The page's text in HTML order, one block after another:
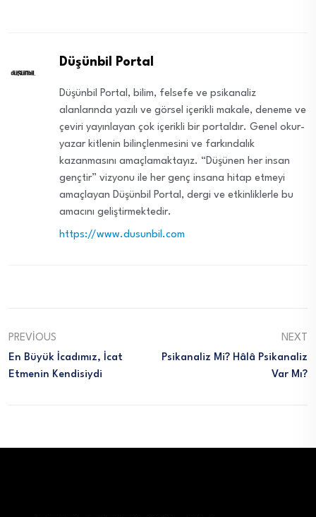
Düşünbil Portal
Düşünbil Portal, bilim, felsefe ve psikanaliz
alanlarında yazılı ve görsel içerikli makale, deneme ve
çeviri yayınlayan çok içerikli bir portaldır. Genel okur-
yazar kitlenin bilinçlenmesini ve farkındalık
kazanmasını amaçlamaktayız. “Düşünen her insan
gençtir” vizyonu ile her genç insana hitap etmeyi
amaçlayan Düşünbil Portal, dergi ve etkinliklerle bu
amacını geliştirmektedir.
https://www.dusunbil.com
PREVIOUS
En Büyük İcadımız, İcat
Etmenin Kendisiydi
NEXT
Psikanaliz Mi? Hâlâ Psikanaliz
Var Mı?